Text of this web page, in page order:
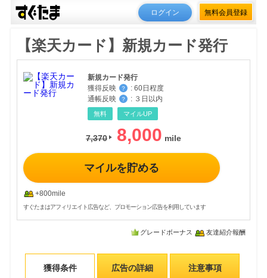
ログイン 無料会員登録
【楽天カード】新規カード発行
新規カード発行
獲得反映
？ : 60日程度
通帳反映
？ : ３日以内
無料 マイルUP
7,370 8,000
マイルを貯める
+800mile
すぐたまはアフィリエイト広告など、プロモーション広告を利用しています
グレードボーナス 友達紹介報酬
獲得条件 広告の詳細 注意事項